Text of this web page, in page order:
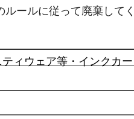
ールに従って廃棄して
ィウェア等・インクカ